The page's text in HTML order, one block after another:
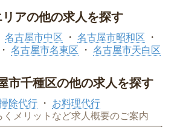
リアの他の求人を探す
名古屋市中区
名古屋市昭和区
名古屋市名東区 名古屋市天白区
市千種区の他の求人を探す
除代行
お料理代行
くメリットなど求人概要のご案内